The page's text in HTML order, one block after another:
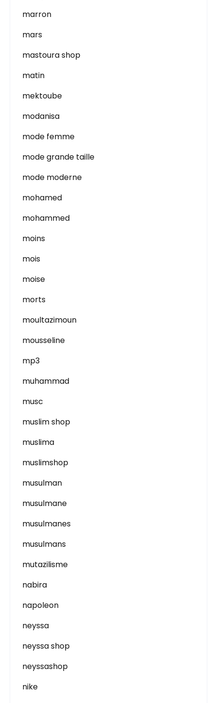
marron
mars
mastoura shop
matin
mektoube
modanisa
mode femme
mode grande taille
mode moderne
mohamed
mohammed
moins
mois
moise
morts
moultazimoun
mousseline
mp3
muhammad
musc
muslim shop
muslima
muslimshop
musulman
musulmane
musulmanes
musulmans
mutazilisme
nabira
napoleon
neyssa
neyssa shop
neyssashop
nike